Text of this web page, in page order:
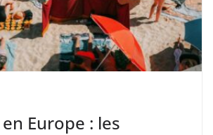
Europe : les